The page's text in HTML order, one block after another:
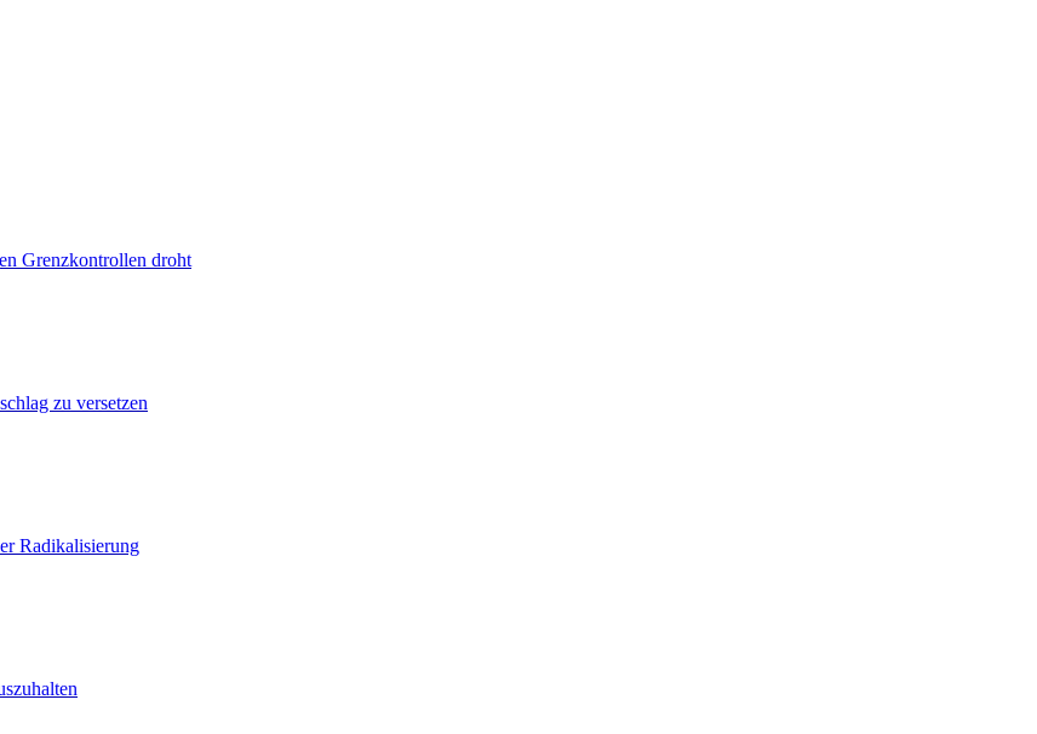
Grenzkontrollen droht
zu versetzen
Radikalisierung